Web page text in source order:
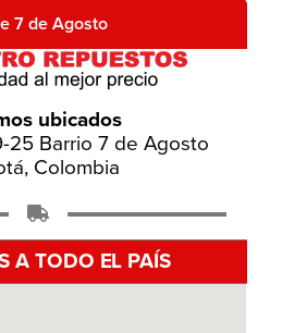
7 de Agosto
ubicados
25 Barrio 7 de Agosto
Colombia
A TODO EL PAÍS